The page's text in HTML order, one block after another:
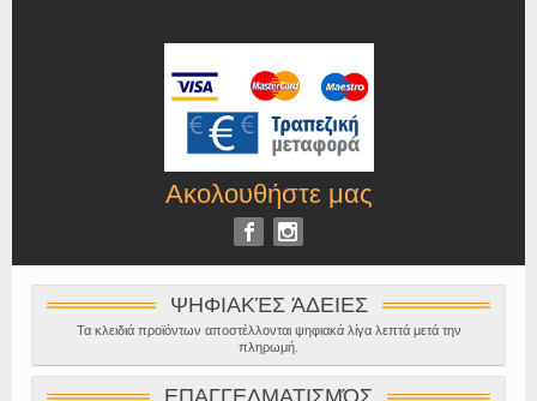
Ακολουθήστε μας
ΨΗΦΙΑΚΈΣ ΆΔΕΙΕΣ
Τα κλειδιά προϊόντων αποστέλλονται ψηφιακά λίγα λεπτά μετά την
πληρωμή.